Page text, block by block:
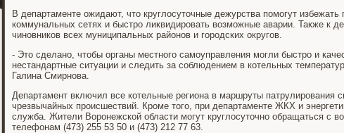
В департаменте ожидают, что круглосуточные дежурства помогут избежать
коммунальных сетях и быстро ликвидировать возможные аварии. Также к
чиновников всех муниципальных районов и городских округов.
- Это сделано, чтобы органы местного самоуправления могли быстро и
нестандартные ситуации и следить за соблюдением в котельных
Галина Смирнова.
Департамент включил все котельные региона в маршруты патрулирования
чрезвычайных происшествий. Кроме того, при департаменте ЖКХ и
служба. Жители Воронежской области могут круглосуточно обращаться с
телефонам (473) 255 53 50 и (473) 212 77 63.